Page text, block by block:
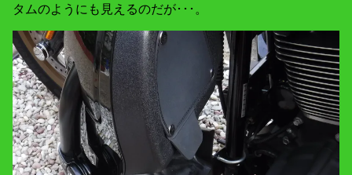
タムのようにも見えるのだが･･･。